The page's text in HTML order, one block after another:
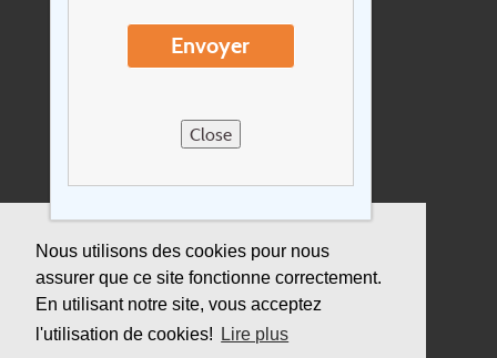
Nous utilisons des cookies pour nous
assurer que ce site fonctionne correctement.
En utilisant notre site, vous acceptez
l'utilisation de cookies!
Lire plus
Envoyer
Close
Conditions de voyage
Sitemap
Assurance